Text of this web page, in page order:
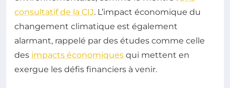
consultatif de la CIJ. L’impact économique du
changement climatique est également
alarmant, rappelé par des études comme celle
des impacts économiques qui mettent en
exergue les défis financiers à venir.